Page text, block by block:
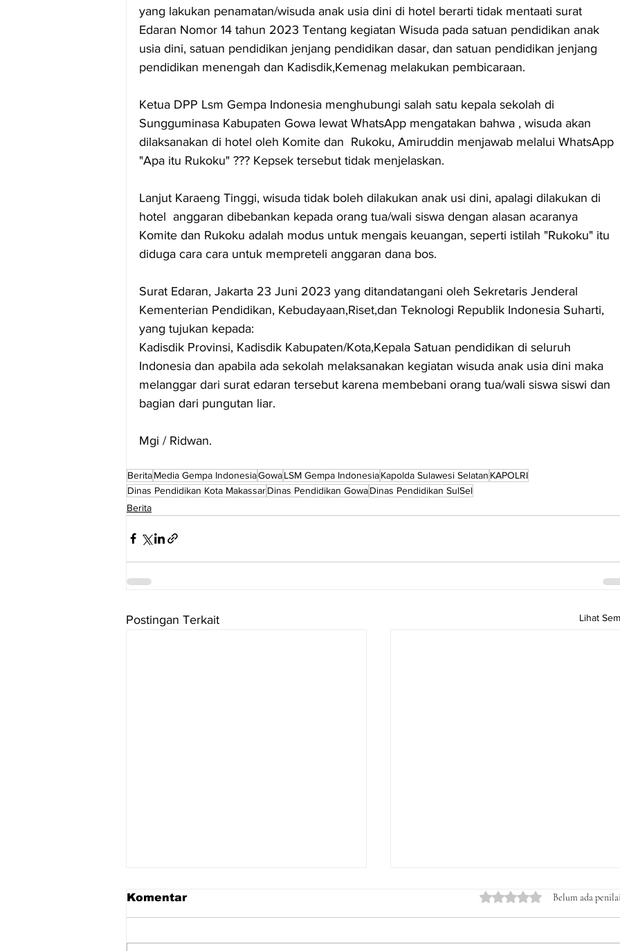
yang lakukan penamatan/wisuda anak usia dini di hotel berarti tidak mentaati surat
Edaran Nomor 14 tahun 2023 Tentang kegiatan Wisuda pada satuan pendidikan anak
usia dini, satuan pendidikan jenjang pendidikan dasar, dan satuan pendidikan jenjang
pendidikan menengah dan Kadisdik,Kemenag melakukan pembicaraan.
Ketua DPP Lsm Gempa Indonesia menghubungi salah satu kepala sekolah di
Sungguminasa Kabupaten Gowa lewat WhatsApp mengatakan bahwa , wisuda akan
dilaksanakan di hotel oleh Komite dan  Rukoku, Amiruddin menjawab melalui WhatsApp
"Apa itu Rukoku" ??? Kepsek tersebut tidak menjelaskan.
Lanjut Karaeng Tinggi, wisuda tidak boleh dilakukan anak usi dini, apalagi dilakukan di
hotel  anggaran dibebankan kepada orang tua/wali siswa dengan alasan acaranya
Komite dan Rukoku adalah modus untuk mengais keuangan, seperti istilah "Rukoku" itu
diduga cara cara untuk mempreteli anggaran dana bos.
Surat Edaran, Jakarta 23 Juni 2023 yang ditandatangani oleh Sekretaris Jenderal
Kementerian Pendidikan, Kebudayaan,Riset,dan Teknologi Republik Indonesia Suharti,
yang tujukan kepada:
Kadisdik Provinsi, Kadisdik Kabupaten/Kota,Kepala Satuan pendidikan di seluruh
Indonesia dan apabila ada sekolah melaksanakan kegiatan wisuda anak usia dini maka
melanggar dari surat edaran tersebut karena membebani orang tua/wali siswa siswi dan
bagian dari pungutan liar.
Mgi / Ridwan.
BeritaMedia Gempa IndonesiaGowaLSM Gempa IndonesiaKapolda Sulawesi Selatan KAPOLRI
Dinas Pendidikan Kota MakassarDinas Pendidikan GowaDinas Pendidikan SulSel
Berita
Postingan Terkait Lihat
Komentar Dinilai 0 dari 5 bintang.
Belum ada